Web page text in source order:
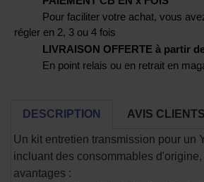
Pour faciliter votre achat, vous
régler en 2, 3 ou 4 fois
LIVRAISON OFFERTE à partir
En point relais ou en retrait en
DESCRIPTION AVIS CLIENTS
Un kit entretien transmission pour un
incluant des consommables
avantages :